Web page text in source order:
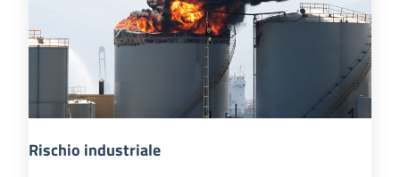
Rischio industriale